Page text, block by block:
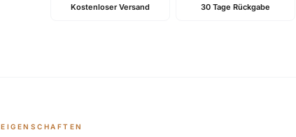
Kostenloser Versand 30 Tage Rückgabe
EIGENSCHAFTEN